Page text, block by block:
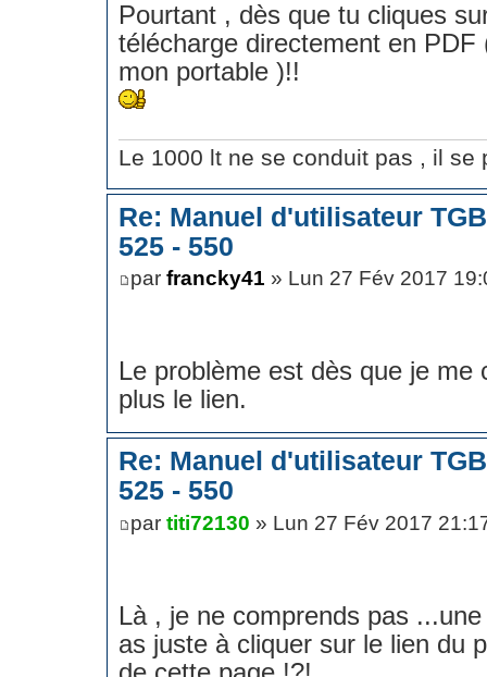
Pourtant , dès que tu cliques
télécharge directement en PDF
mon portable )!!
Le 1000 lt ne se conduit pas , il se
Re: Manuel d'utilisateur
525 - 550
par francky41 » Lun 27 Fév 2017
Le problème est dès que je me
plus le lien.
Re: Manuel d'utilisateur
525 - 550
par titi72130 » Lun 27 Fév 2017
Là , je ne comprends pas
as juste à cliquer sur le lien du